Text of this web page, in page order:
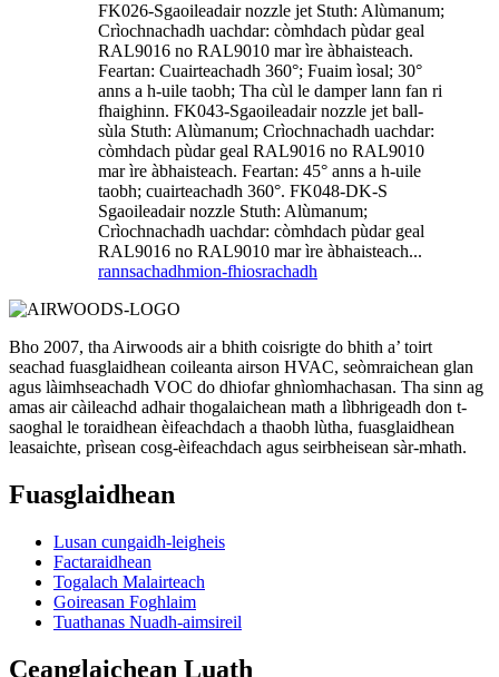
FK026-Sgaoileadair nozzle jet Stuth: Alùmanum;
Crìochnachadh uachdar: còmhdach pùdar geal
RAL9016 no RAL9010 mar ìre àbhaisteach.
Feartan: Cuairteachadh 360°; Fuaim ìosal; 30°
anns a h-uile taobh; Tha cùl le damper lann fan ri
fhaighinn. FK043-Sgaoileadair nozzle jet ball-
sùla Stuth: Alùmanum; Crìochnachadh uachdar:
còmhdach pùdar geal RAL9016 no RAL9010
mar ìre àbhaisteach. Feartan: 45° anns a h-uile
taobh; cuairteachadh 360°. FK048-DK-S
Sgaoileadair nozzle Stuth: Alùmanum;
Crìochnachadh uachdar: còmhdach pùdar geal
RAL9016 no RAL9010 mar ìre àbhaisteach...
rannsachadhmion-fhiosrachadh
Bho 2007, tha Airwoods air a bhith coisrigte do bhith a’ toirt
seachad fuasglaidhean coileanta airson HVAC, seòmraichean glan
agus làimhseachadh VOC do dhiofar ghnìomhachasan. Tha sinn ag
amas air càileachd adhair thogalaichean math a lìbhrigeadh don t-
saoghal le toraidhean èifeachdach a thaobh lùtha, fuasglaidhean
leasaichte, prìsean cosg-èifeachdach agus seirbheisean sàr-mhath.
Fuasglaidhean
Lusan cungaidh-leigheis
Factaraidhean
Togalach Malairteach
Goireasan Foghlaim
Tuathanas Nuadh-aimsireil
Ceanglaichean Luath